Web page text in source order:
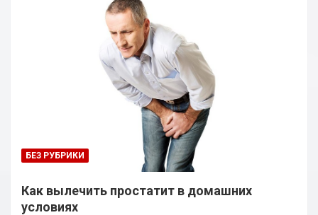
БЕЗ РУБРИКИ
Как вылечить простатит в домашних
условиях